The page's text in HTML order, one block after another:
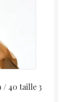
/ 40 taille 3